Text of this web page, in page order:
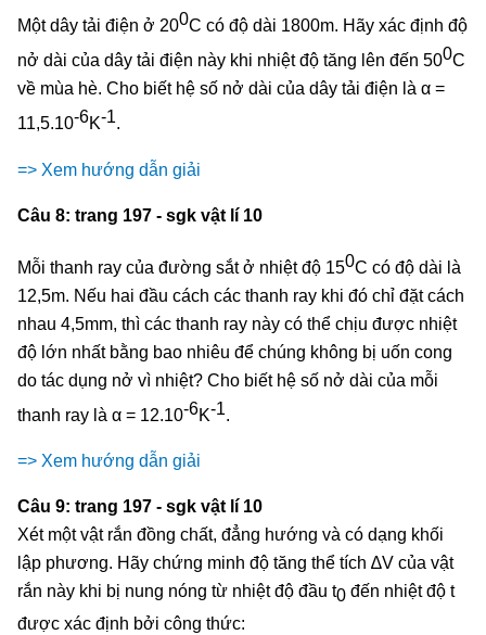
Một dây tải điện ở 200C có độ dài 1800m. Hãy xác định độ
nở dài của dây tải điện này khi nhiệt độ tăng lên đến 500C
về mùa hè. Cho biết hệ số nở dài của dây tải điện là α =
11,5.10-6K-1.
=> Xem hướng dẫn giải
Câu 8: trang 197 - sgk vật lí 10
Mỗi thanh ray của đường sắt ở nhiệt độ 150C có độ dài là
12,5m. Nếu hai đầu cách các thanh ray khi đó chỉ đặt cách
nhau 4,5mm, thì các thanh ray này có thể chịu được nhiệt
độ lớn nhất bằng bao nhiêu để chúng không bị uốn cong
do tác dụng nở vì nhiệt? Cho biết hệ số nở dài của mỗi
thanh ray là α = 12.10-6K-1.
=> Xem hướng dẫn giải
Câu 9: trang 197 - sgk vật lí 10
Xét một vật rắn đồng chất, đẳng hướng và có dạng khối
lập phương. Hãy chứng minh độ tăng thể tích ∆V của vật
rắn này khi bị nung nóng từ nhiệt độ đầu t0 đến nhiệt độ t
được xác định bởi công thức: